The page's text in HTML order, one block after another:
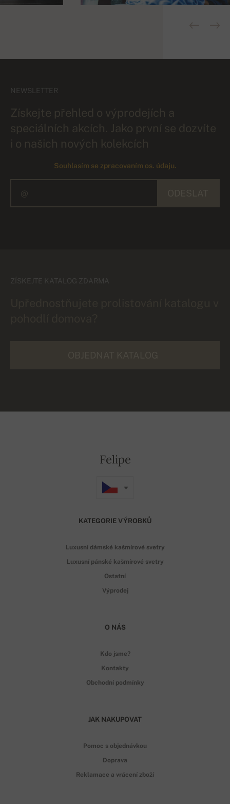
NEWSLETTER
Získejte přehled o výprodejích a
speciálních akcích. Jako první se dozvíte
i o našich nových kolekcích
Souhlasím se zpracovaním os. údaju.
ZÍSKEJTE KATALOG ZDARMA
Felipe
KATEGORIE VÝROBKŮ
Luxusní dámské kašmírové svetry
Luxusní pánské kašmírové svetry
Ostatní
Výprodej
O NÁS
Kdo jsme?
Kontakty
Obchodní podmínky
JAK NAKUPOVAT
Pomoc s objednávkou
Doprava
Reklamace a vrácení zboží